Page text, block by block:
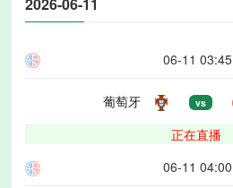
06-11 03:45
葡萄牙 vs
正在直播
06-11 04:00